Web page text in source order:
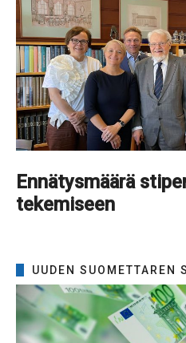
Ennätysmäärä
tekemiseen
UUDEN SUOMETTAREN